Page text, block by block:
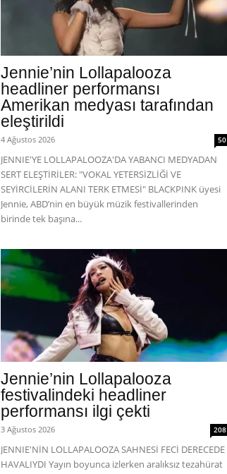
Jennie’nin Lollapalooza
headliner performansı
Amerikan medyası tarafından
eleştirildi
4 Ağustos 2026 50
JENNIE'YE LOLLAPALOOZA'DA YABANCI MEDYADAN
SERT ELEŞTİRİLER: "VOKAL YETERSİZLİĞİ VE
SEYİRCİLERİN ALANI TERK ETMESİ" BLACKPINK üyesi
Jennie, ABD’nin en büyük müzik festivallerinden
birinde tek başına...
Jennie’nin Lollapalooza
festivalindeki headliner
performansı ilgi çekti
3 Ağustos 2026 208
JENNIE'NİN LOLLAPALOOZA SAHNESİ FECİ DERECEDE
HAVALIYDI Yayın boyunca izlerken aralıksız tezahürat